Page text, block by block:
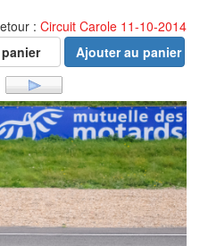
: Circuit Carole 11-10-2014